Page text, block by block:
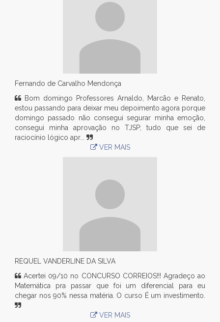
Fernando de Carvalho Mendonça
Bom domingo Professores Arnaldo, Marcão e Renato,
estou passando para deixar meu depoimento agora porque
domingo passado não consegui segurar minha emoção,
consegui minha aprovação no TJSP; tudo que sei de
raciocínio lógico apr...
VER MAIS
REQUEL VANDERLINE DA SILVA
Acertei 09/10 no CONCURSO CORREIOS!!! Agradeço ao
Matemática pra passar que foi um diferencial para eu
chegar nos 90% nessa matéria. O curso É um investimento.
VER MAIS